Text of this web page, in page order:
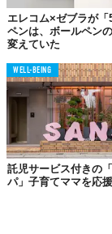
子どもの発育段階
研究で初めてわか
今後は、人のよう
なるのか。なぜ常
究していくようで
エレコム×ゼブラが「
ペンは、ボールペン
変えていた
WELL-BEING
託児サービス付きの
パ」子育てママを応援